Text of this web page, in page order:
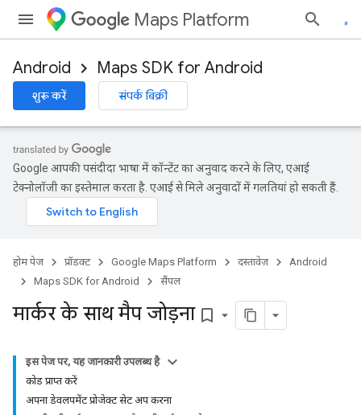
Maps Platform
Android Maps SDK for Android
शुरू करें संपर्क बिक्री
Google आपकी पसंदीदा भाषा में कॉन्टेंट का अनुवाद करने के लिए, एआई
टेक्नोलॉजी का इस्तेमाल करता है. एआई से मिले अनुवादों में गलतियां हो सकती हैं.
होम पेज प्रॉडक्ट Google Maps Platform दस्तावेज़
Android
Maps SDK for Android
सैंपल
मार्कर के साथ मैप जोड़ना bookmark_border
इस पेज पर, यह जानकारी उपलब्ध है
कोड प्राप्त करें
अपना डेवलपमेंट प्रोजेक्ट सेट अप करना